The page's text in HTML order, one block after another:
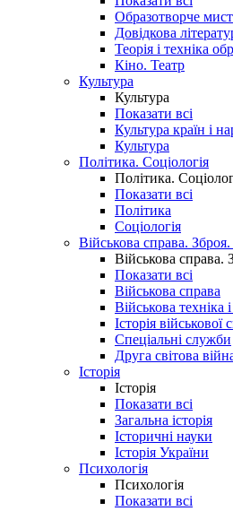
Образотворче
Довідкова
Теорія і техніка
Кіно. Театр
Культура
Культура
Показати всі
Культура країн і
Культура
Політика. Соціологія
Політика.
Показати всі
Політика
Соціологія
Військова справа.
Військова справа.
Показати всі
Військова справа
Військова техніка
Історія військової
Спеціальні служби
Друга світова
Історія
Історія
Показати всі
Загальна історія
Історичні науки
Історія України
Психологія
Психологія
Показати всі